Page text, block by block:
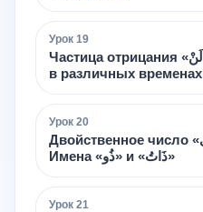
Урок 19
Частица отрицания «لَنْ». Отрицание глаголов
в различных временах
Урок 20
Двойственное число «الْمُثَنَّى» (повторение).
Имена «ذُو» и «ذَاتُ»
Урок 21